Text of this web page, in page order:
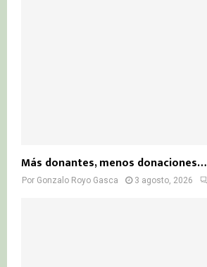
Más donantes, menos donaciones…
Por Gonzalo Royo Gasca 3 agosto, 2026